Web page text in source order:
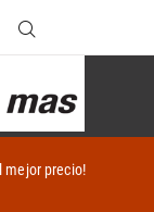
mejor precio!